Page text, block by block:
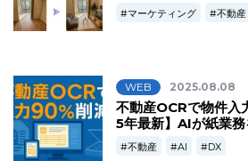
マーケティング 不動産
WEB 2025.08.08
不動産OCRで物件
5年最新】AIが紙業
不動産 AI DX